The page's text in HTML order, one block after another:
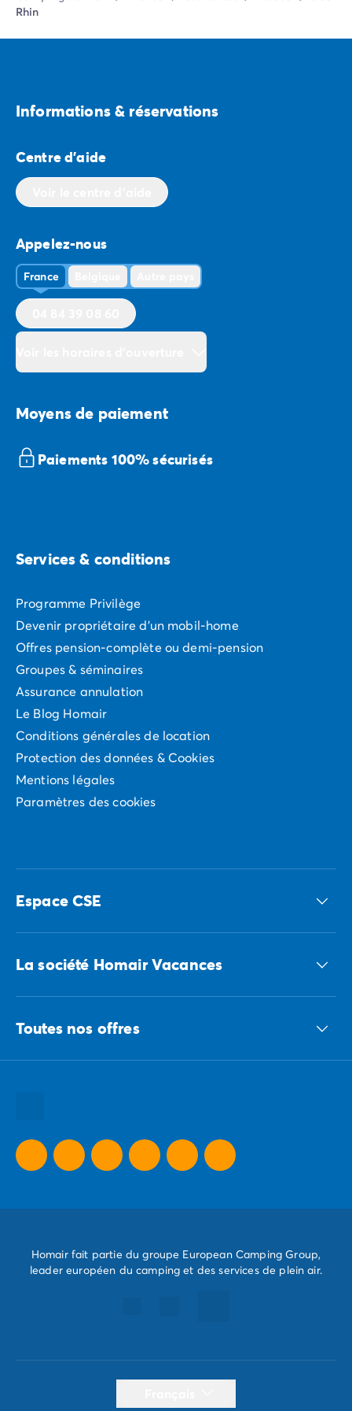
Rhin
Informations & réservations
Centre d'aide
Appelez-nous
France
Moyens de paiement
Paiements 100% sécurisés
Services & conditions
Programme Privilège
Devenir propriétaire d'un mobil-home
Offres pension-complète ou demi-pension
Groupes & séminaires
Assurance annulation
Le Blog Homair
Conditions générales de location
Protection des données & Cookies
Mentions légales
Paramètres des cookies
Espace CSE
La société Homair Vacances
Nous recrutons
Toutes nos offres
Camping Dernière Minute
Homair fait partie du groupe European Camping Group,
leader européen du camping et des services de plein air.